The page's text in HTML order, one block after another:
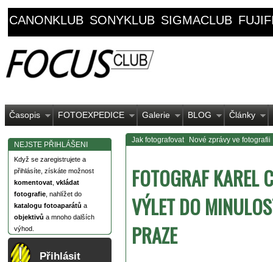
CANONKLUB SONYKLUB SIGMACLUB
Časopis FOTOEXPEDICE Galerie BLOG Články
NEJSTE PŘIHLÁŠENI
Když se zaregistrujete a
přihlásíte, získáte možnost
komentovat vkládat
fotografie , nahlížet do
katalogu fotoaparátů a
objektivů a mnoho dalších
výhod.
Přihlásit
Jak fotografovat Nové zprávy ve fotografii
FOTOGRAF KAREL
VÝLET DO
PRAZE